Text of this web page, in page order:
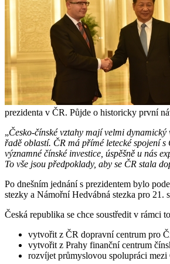
prezidenta v ČR. Půjde o historicky první
„Česko-čínské vztahy mají velmi
řadě oblastí. ČR má přímé letecké spojení
významné čínské investice, úspěšně u nás
To vše jsou předpoklady, aby se ČR stala
Po dnešním jednání s prezidentem bylo
stezky a Námořní Hedvábná stezka pro 21.
Česká republika se chce soustředit v rámci
vytvořit z ČR dopravní centrum pro
vytvořit z Prahy finanční centrum
rozvíjet průmyslovou spolupráci